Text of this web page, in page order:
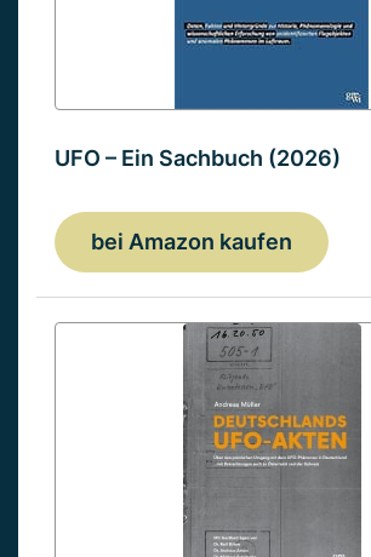
UFO – Ein Sachbuch (2026)
bei Amazon kaufen